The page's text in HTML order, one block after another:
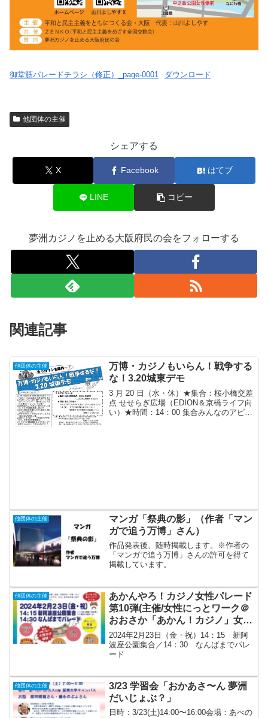
御堂筋パレードチラシ（修正）_page-0001 ダウンロード
他団体の主催
シェアする
X Facebook はてブ
LINE コピー
夢洲カジノを止める大阪府民の会をフォローする
関連記事
他団体の主催
万博・カジノもいらん！戦争する
な！3.20城東デモ
3 月 20 日（水・休）★集合：桜小橋交差
点 せせらぎ広場（EDION＆京橋ライフ向
い）★時間：14：00 集合みんなのアピー
他団体の主催
マンガ「祭典の影」（作者「マン
ガで追う万博」さん）
作品発表後、随時掲載します。※作者の
「マンガで追う万博」さんの許可を得て
掲載しています。
他団体の主催
あかんやろ！カジノ女性パレード
第10弾(主催/女性にっとワーク＠
おおさか「あかん！カジノ」女性
アピール）
2024年2月23日（金・祝）14：15 新阿
波座公園集合／14：30 なんばまでパレ
ード
他団体の主催
3/23 学習会「おかあさ〜ん 夢洲
だいじょぶ？」
日時：3/23(土)14:00〜16:00会場：あべの